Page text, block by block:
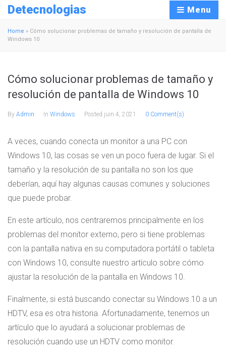
Detecnologias Menu
Home » Cómo solucionar problemas de tamaño y resolución de pantalla de
Windows 10
Cómo solucionar problemas de tamaño y
resolución de pantalla de Windows 10
By Admin In Windows Posted juin 4, 2021 0 Comment(s)
A veces, cuando conecta un monitor a una PC con
Windows 10, las cosas se ven un poco fuera de lugar. Si el
tamaño y la resolución de su pantalla no son los que
deberían, aquí hay algunas causas comunes y soluciones
que puede probar.
En este artículo, nos centraremos principalmente en los
problemas del monitor externo, pero si tiene problemas
con la pantalla nativa en su computadora portátil o tableta
con Windows 10, consulte nuestro artículo sobre cómo
ajustar la resolución de la pantalla en Windows 10.
Finalmente, si está buscando conectar su Windows 10 a un
HDTV, esa es otra historia. Afortunadamente, tenemos un
artículo que lo ayudará a solucionar problemas de
resolución cuando use un HDTV como monitor.